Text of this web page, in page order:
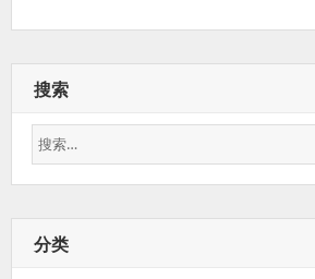
搜索
搜
索：
分类